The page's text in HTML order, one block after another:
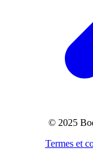
© 2025
Termes et